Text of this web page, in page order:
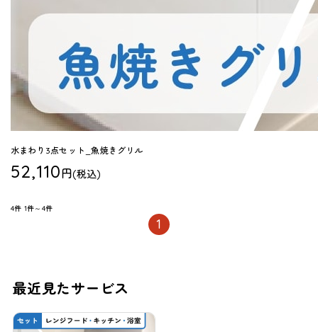
水まわり3点セット_魚焼きグリル
52,110円(税込)
4件 1件～4件
1
最近見たサービス